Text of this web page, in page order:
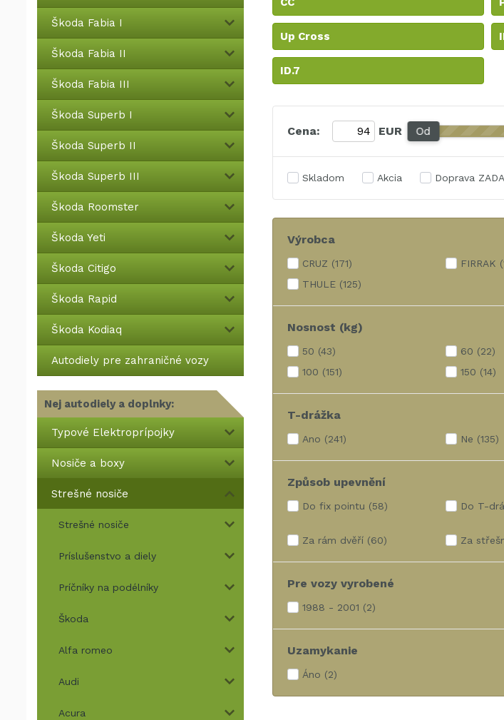
Škoda Fabia I
Škoda Fabia II
Škoda Fabia III
Škoda Superb I
Škoda Superb II
Škoda Superb III
Škoda Roomster
Škoda Yeti
Škoda Citigo
Škoda Rapid
Škoda Kodiaq
Autodiely pre zahraničné vozy
Nej autodiely a doplnky:
Typové Elektroprípojky
Nosiče a boxy
Strešné nosiče
Strešné nosiče
Príslušenstvo a diely
Príčníky na podélníky
Škoda
Alfa romeo
Audi
Acura
Up Cross
ID.7
Cena: EUR Od
Skladom Akcia Doprava
Výrobca
CRUZ (171) FIRRAK
THULE (125)
Nosnost (kg)
50 (43) 60 (22)
100 (151) 150 (14)
T-drážka
Ano (241) Ne (135)
Způsob upevnění
Do fix pointu (58) Do T-
Za rám dvěří (60) Za
Pre vozy vyrobené
1988 - 2001 (2)
Uzamykanie
Áno (2)